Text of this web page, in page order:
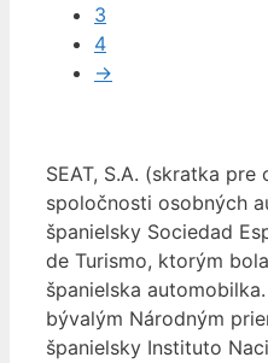
3
4
→
SEAT, S.A. (skratka pre
spoločnosti osobných
španielsky Sociedad
de Turismo, ktorým
španielska
bývalým Národným
španielsky Instituto